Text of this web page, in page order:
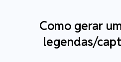
Como gerar
legendas/